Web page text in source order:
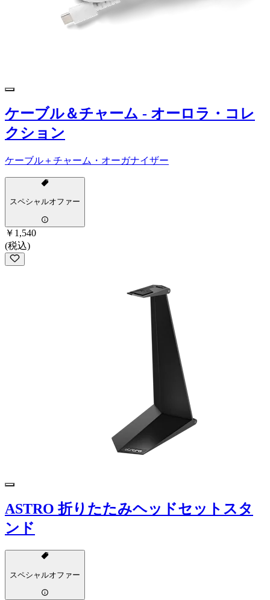
ケーブル＆チャーム - オーロラ・コレ
クション
ケーブル＋チャーム・オーガナイザー
スペシャルオファー
￥1,540
(税込)
ASTRO 折りたたみヘッドセットスタ
ンド
スペシャルオファー